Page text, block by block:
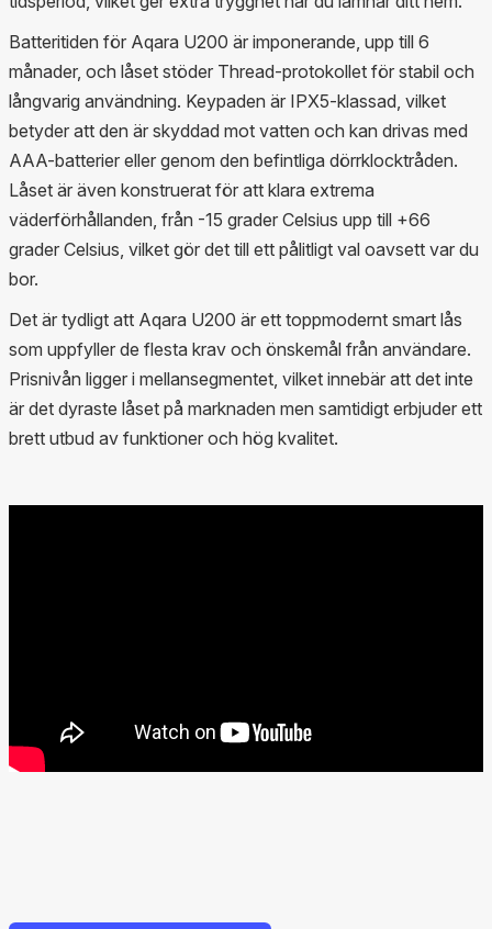
Batteritiden för Aqara U200 är imponerande, upp till 6
månader, och låset stöder Thread-protokollet för stabil och
långvarig användning. Keypaden är IPX5-klassad, vilket
betyder att den är skyddad mot vatten och kan drivas med
AAA-batterier eller genom den befintliga dörrklocktråden.
Låset är även konstruerat för att klara extrema
väderförhållanden, från -15 grader Celsius upp till +66
grader Celsius, vilket gör det till ett pålitligt val oavsett var du
bor.
Det är tydligt att Aqara U200 är ett toppmodernt smart lås
som uppfyller de flesta krav och önskemål från användare.
Prisnivån ligger i mellansegmentet, vilket innebär att det inte
är det dyraste låset på marknaden men samtidigt erbjuder ett
brett utbud av funktioner och hög kvalitet.